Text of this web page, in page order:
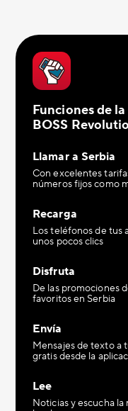
Funciones de
BOSS
Llamar a Serbia
Con excelentes
números fijos como
Recarga
Los teléfonos de tus
unos pocos clics
Disfruta
De las promociones
favoritos en Serbia
Envía
Mensajes de texto a
gratis desde la
Lee
Noticias y escucha